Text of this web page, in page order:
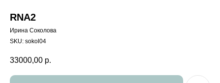
RNA2
Ирина Соколова
SKU: sokol04
33000,00 р.